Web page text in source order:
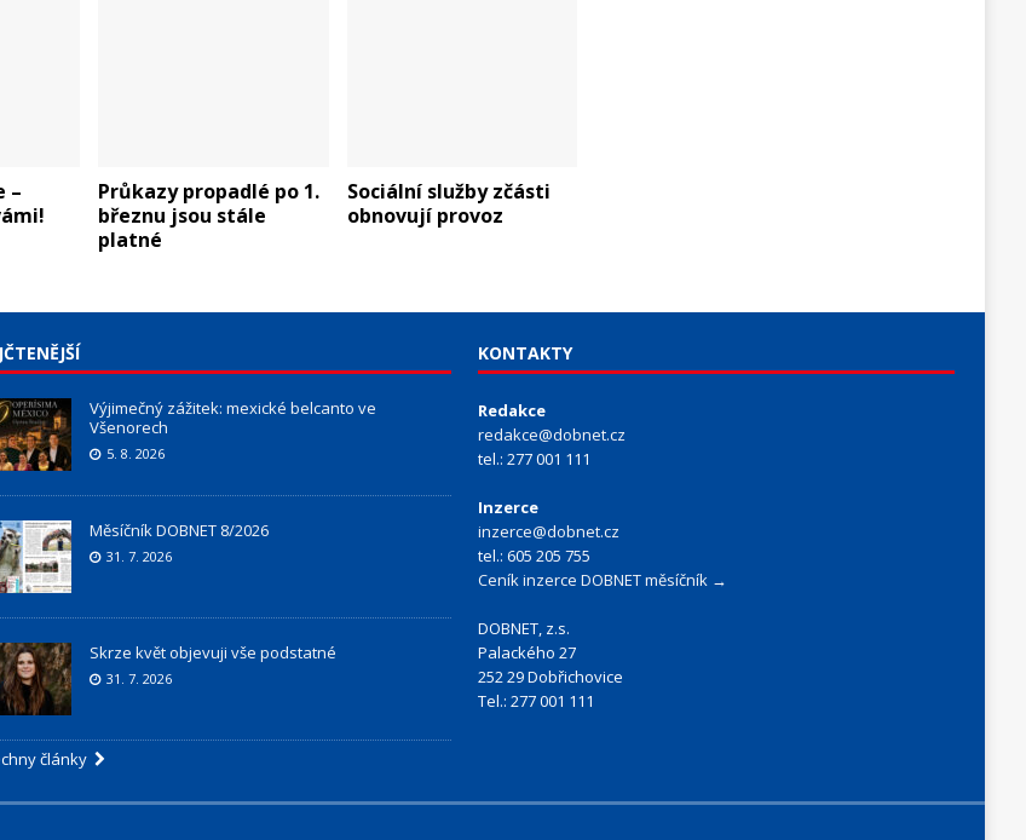
–
Průkazy propadlé po 1.
březnu jsou stále
platné
Sociální služby zčásti
obnovují provoz
Výjimečný zážitek: mexické belcanto ve
Všenorech
5. 8. 2026
Měsíčník DOBNET 8/2026
31. 7. 2026
Skrze květ objevuji vše podstatné
31. 7. 2026
články
KONTAKTY
Redakce
redakce@dobnet.cz
tel.: 277 001 111
Inzerce
inzerce@dobnet.cz
tel.: 605 205 755
Ceník inzerce DOBNET měsíčník →
DOBNET, z.s.
Palackého 27
252 29 Dobřichovice
Tel.: 277 001 111